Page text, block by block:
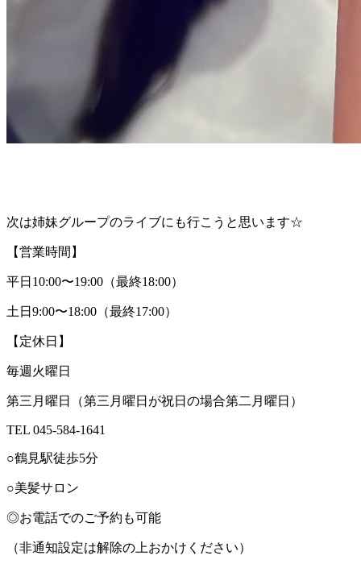
次は姉妹グループのライブにも行こうと思います☆
【営業時間】
平日10:00〜19:00（最終18:00）
土日9:00〜18:00（最終17:00）
【定休日】
毎週火曜日
第三月曜日（第三月曜日が祝日の場合第二月曜日）
TEL 045-584-1641
○鶴見駅徒歩5分
○美髪サロン
◎お電話でのご予約も可能
（非通知設定は解除の上おかけください）